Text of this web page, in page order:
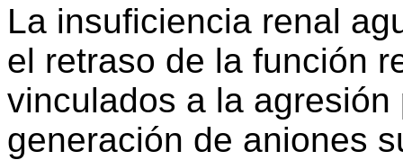
La insuficiencia renal
el retraso de la función
vinculados a la
generación de aniones